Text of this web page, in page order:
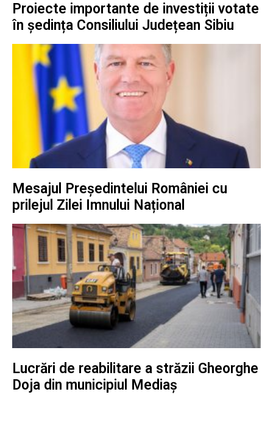
Proiecte importante de investiții votate
în ședința Consiliului Județean Sibiu
Mesajul Președintelui României cu
prilejul Zilei Imnului Național
Lucrări de reabilitare a străzii Gheorghe
Doja din municipiul Mediaș